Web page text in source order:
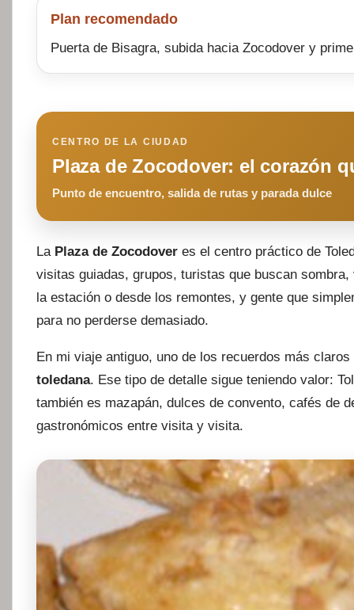
Plan recomendado
Puerta de Bisagra, subida hacia Zocodover y
CENTRO DE LA CIUDAD
Plaza de Zocodover: el corazón
Punto de encuentro, salida de rutas y parada dulce
La Plaza de Zocodover es el centro práctico de
visitas guiadas, grupos, turistas que buscan
la estación o desde los remontes, y gente que
para no perderse demasiado.
En mi viaje antiguo, uno de los recuerdos más
toledana. Ese tipo de detalle sigue teniendo valor:
también es mazapán, dulces de convento, cafés de
gastronómicos entre visita y visita.